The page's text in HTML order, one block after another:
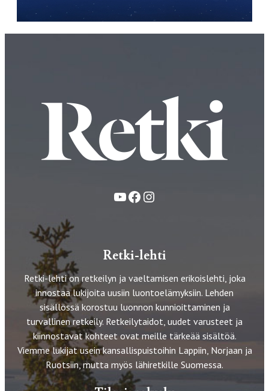
YouTube
FacebookInstagram
Retki-lehti
Retki-lehti on retkeilyn ja vaeltamisen erikoislehti, joka
innostaa lukijoita uusiin luontoelämyksiin. Lehden
sisällössä korostuu luonnon kunnioittaminen ja
turvallinen retkeily. Retkeilytaidot, uudet varusteet ja
kiinnostavat kohteet ovat meille tärkeää sisältöä.
Viemme lukijat usein kansallispuistoihin Lappiin, Norjaan ja
Ruotsiin, mutta myös lähiretkille Suomessa.